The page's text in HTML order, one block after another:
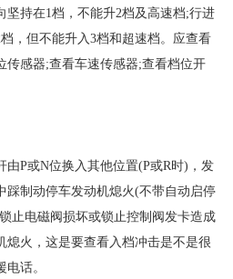
坚持在1档，不能升2档及高速档;行进
，但不能升入3档和超速档。应查看
传感器;查看车速传感器;查看档位开
由P或N位换入其他位置(P或R时)，发
踩制动停车发动机熄火(不带自动启停
止电磁阀损坏或锁止控制阀发卡造成
熄火，这是要查看入档冲击是不是很
话。